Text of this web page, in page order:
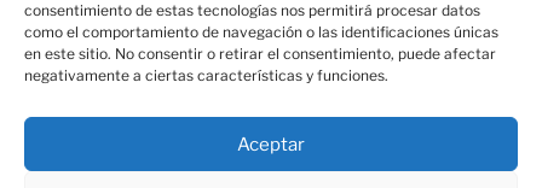
consentimiento de estas tecnologías nos permitirá procesar datos
como el comportamiento de navegación o las identificaciones únicas
en este sitio. No consentir o retirar el consentimiento, puede afectar
negativamente a ciertas características y funciones.
Aceptar